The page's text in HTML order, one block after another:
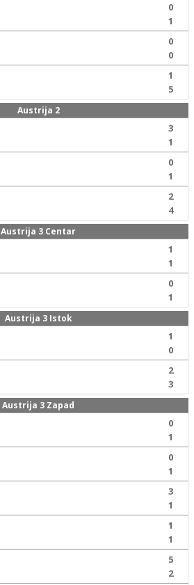
0
1
0
0
1
5
Austrija 2
3
1
0
1
2
4
Austrija 3 Centar
1
1
0
1
Austrija 3 Istok
1
0
2
3
Austrija 3 Zapad
0
1
0
1
3
1
1
1
5
2